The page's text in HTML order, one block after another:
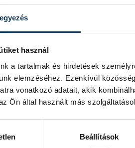
használ
a tartalmak és hirdetések
elemzéséhez. Ezenkívül
vonatkozó adatait, akik
Ön által használt más
Beállítások